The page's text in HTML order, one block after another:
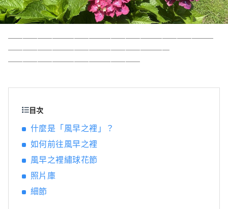
────────────────────────────
──────────────────────
──────────────────
目次
什麼是「風早之裡」？
如何前往風早之裡
風早之裡繡球花節
照片庫
細節